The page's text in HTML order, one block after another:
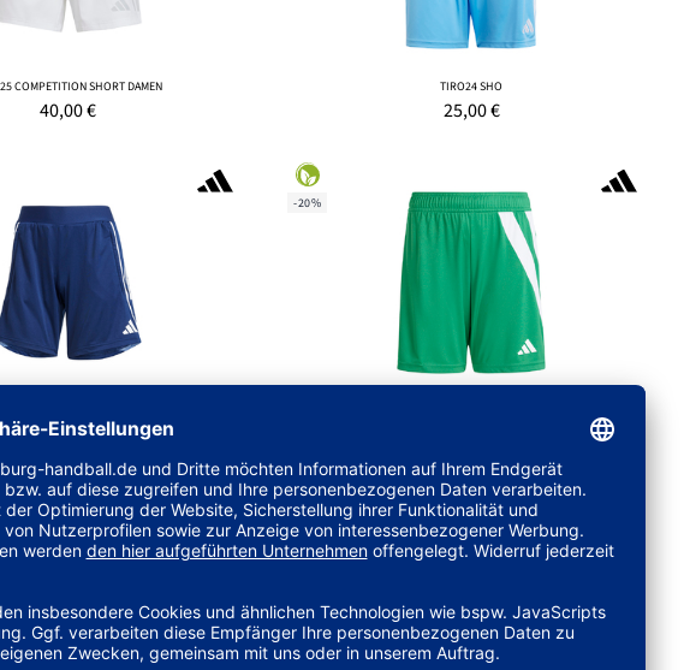
COMPETITION SHORT DAMEN
40,00€
TIRO24 SHO
25,00€
35,00€
-20%